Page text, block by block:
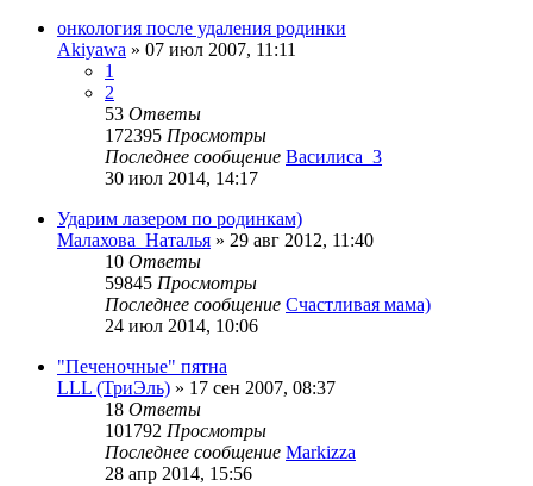
онкология после удаления родинки
Akiyawa » 07 июл 2007, 11:11
1
2
53 Ответы
172395 Просмотры
Последнее сообщение Василиса_3
30 июл 2014, 14:17
Ударим лазером по родинкам)
Малахова_Наталья » 29 авг 2012, 11:40
10 Ответы
59845 Просмотры
Последнее сообщение Счастливая мама)
24 июл 2014, 10:06
"Печеночные" пятна
LLL (ТриЭль) » 17 сен 2007, 08:37
18 Ответы
101792 Просмотры
Последнее сообщение Markizza
28 апр 2014, 15:56